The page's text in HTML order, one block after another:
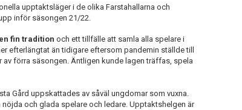
upptaktsläger i de olika Farstahallarna och
inför säsongen 21/22.
fin tradition och ett tillfälle att samla alla spelare i
efterlängtat än tidigare eftersom pandemin ställde till
förra säsongen. Äntligen kunde lagen träffas, spela
Gård uppskattades av såväl ungdomar som vuxna.
och glada spelare och ledare. Upptaktshelgen är